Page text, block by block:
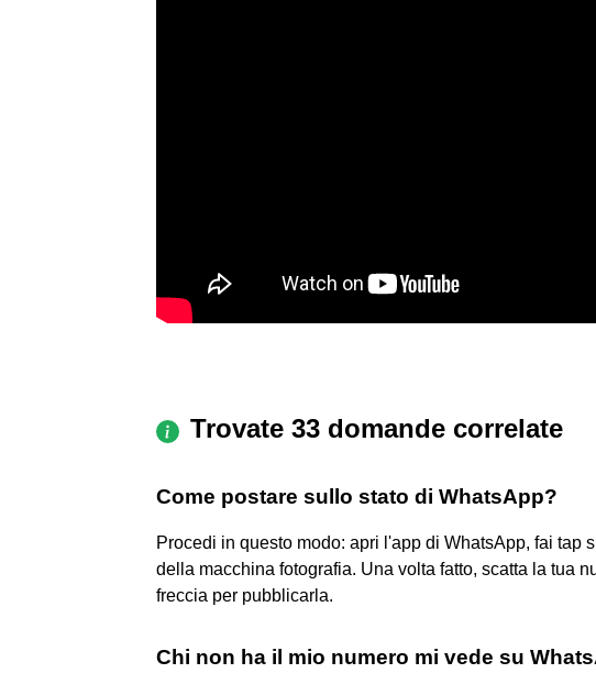
Trovate 33 domande correlate
Come postare sullo stato di WhatsApp?
Procedi in questo modo: apri l'app di WhatsApp, fai tap
della macchina fotografia. Una volta fatto, scatta la tua
freccia per pubblicarla.
Chi non ha il mio numero mi vede su